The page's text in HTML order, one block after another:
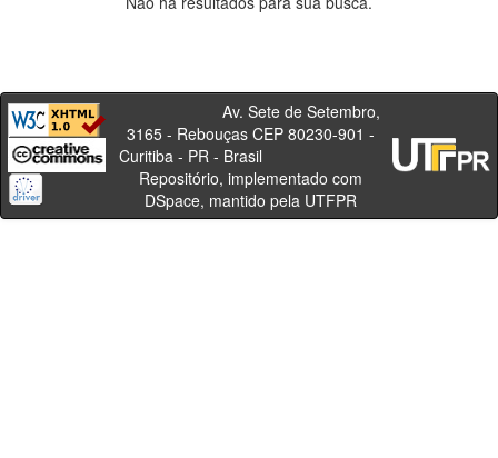
Av. Sete de Setembro,
3165 - Rebouças CEP 80230-901 -
Curitiba - PR - Brasil
Repositório, implementado com
DSpace, mantido pela UTFPR